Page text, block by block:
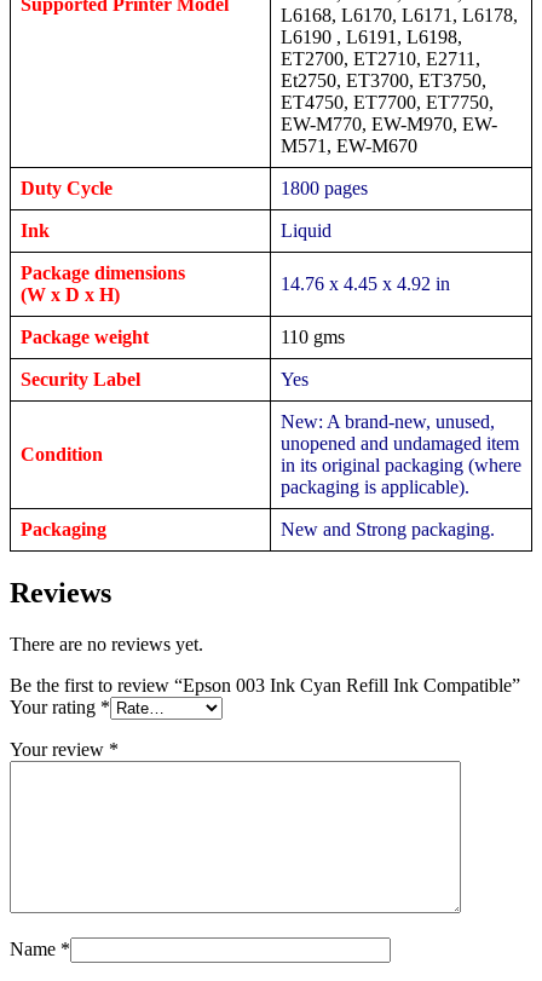
L6168, L6170, L6171, L6178,
L6190 , L6191, L6198,
ET2700, ET2710, E2711,
Et2750, ET3700, ET3750,
ET4750, ET7700, ET7750,
EW-M770, EW-M970, EW-
M571, EW-M670
Duty Cycle 1800 pages
Ink Liquid
Package dimensions
(W x D x H)
14.76 x 4.45 x 4.92 in
Package weight 110 gms
Security Label Yes
Condition
New: A brand-new, unused,
unopened and undamaged item
in its original packaging (where
packaging is applicable).
Packaging New and Strong packaging.
Reviews
There are no reviews yet.
Be the first to review “Epson 003 Ink Cyan Refill Ink Compatible”
Your rating *
Your review *
Name *